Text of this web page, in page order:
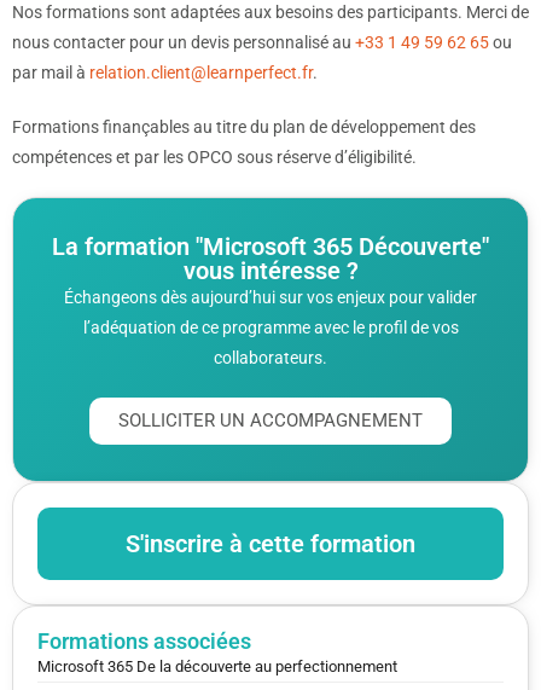
Nos formations sont adaptées aux besoins des participants. Merci de
nous contacter pour un devis personnalisé au +33 1 49 59 62 65ou
par mail à relation.client@learnperfect.fr.
Formations finançables au titre du plan de développement des
compétences et par les OPCO sous réserve d’éligibilité.
La formation "Microsoft 365 Découverte"
vous intéresse ?
Échangeons dès aujourd’hui sur vos enjeux pour valider
l’adéquation de ce programme avec le profil de vos
collaborateurs.
SOLLICITER UN ACCOMPAGNEMENT
S'inscrire à cette formation
Formations associées
Microsoft 365 De la découverte au perfectionnement